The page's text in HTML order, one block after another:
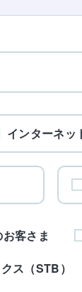
インターネッ
客さま
ス（STB）